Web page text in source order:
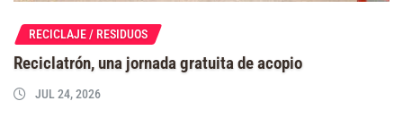
RECICLAJE / RESIDUOS
Reciclatrón, una jornada gratuita de acopio
JUL 24, 2026